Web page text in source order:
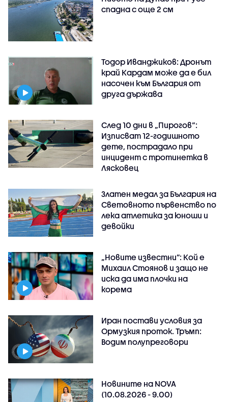
спадна с още 2 см
Тодор Иванджиков: Дронът
край Кардам може да е бил
насочен към България от
друга държава
След 10 дни в „Пирогов“:
Изписват 12-годишното
дете, пострадало при
инцидент с тротинетка в
Лясковец
Златен медал за България на
Световното първенство по
лека атлетика за юноши и
девойки
„Новите известни”: Кой е
Михаил Стоянов и защо не
иска да има плочки на
корема
Иран постави условия за
Ормузкия проток. Тръмп:
Водим полупреговори
Новините на NOVA
(10.08.2026 - 9.00)